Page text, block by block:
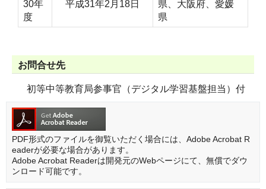
30年
度
平成31年2月18日
県、大阪府、愛媛
県
お問合せ先
初等中等教育局参事官（デジタル学習基盤担当）付
PDF形式のファイルを御覧いただく場合には、Adobe Acrobat R
eaderが必要な場合があります。
Adobe Acrobat Readerは開発元のWebページにて、無償でダウ
ンロード可能です。